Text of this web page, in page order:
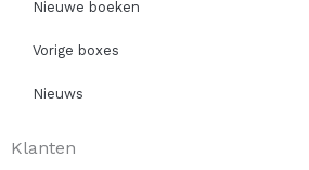
Nieuwe boeken
Vorige boxes
Nieuws
Klanten